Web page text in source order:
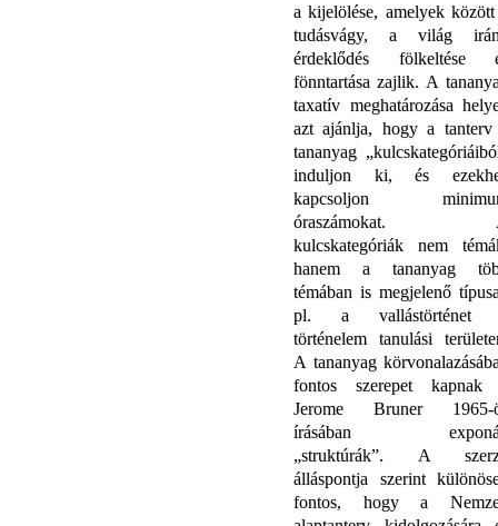
a kijelölése, amelyek
tudásvágy, a világ
érdeklődés fölkeltése
fönntartása zajlik. A
taxatív meghatározása
azt ajánlja, hogy a tanterv
tananyag
induljon ki, és
kapcsoljon
óraszámokat.
kulcskategóriák nem
hanem a tananyag
témában is megjelenő
pl. a vallástörténet
történelem tanulási
A tananyag
fontos szerepet kapnak
Jerome Bruner 1965-
írásában
„struktúrák”. A
álláspontja szerint
fontos, hogy a